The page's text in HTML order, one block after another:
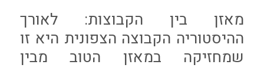
מאזן בין הקבוצות: לאורך
ההיסטוריה הקבוצה הצפונית היא זו
שמחזיקה במאזן הטוב מבין